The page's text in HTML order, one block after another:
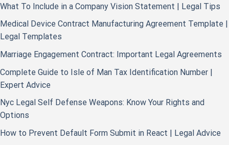
What To Include in a Company Vision Statement | Legal Tips
Medical Device Contract Manufacturing Agreement Template |
Legal Templates
Marriage Engagement Contract: Important Legal Agreements
Complete Guide to Isle of Man Tax Identification Number |
Expert Advice
Nyc Legal Self Defense Weapons: Know Your Rights and
Options
How to Prevent Default Form Submit in React | Legal Advice